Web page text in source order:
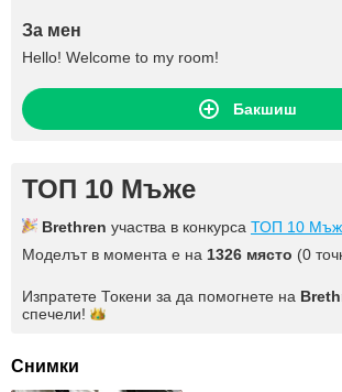
За мен
Hello! Welcome to my room!
Бакшиш
ТОП 10 Мъже
Brethren участва в конкурса ТОП 10
Моделът в момента е на 1326 място (0
Изпратете Токени за да помогнете на
спечели!
Снимки